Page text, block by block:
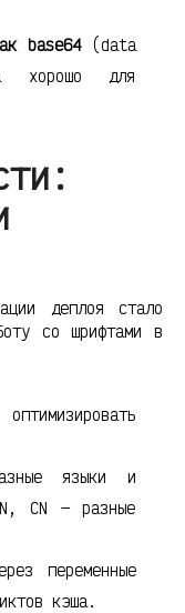
base64(data
для
деплоя стало
со шрифтами в
языки и
CN — разные
переменные
кэша.